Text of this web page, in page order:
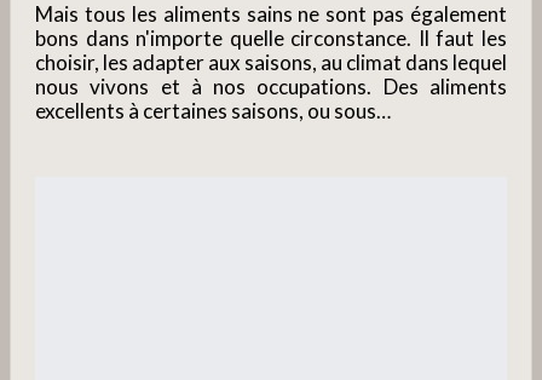
Mais tous les aliments sains ne sont pas également
bons dans n'importe quelle circonstance. Il faut les
choisir, les adapter aux saisons, au climat dans lequel
nous vivons et à nos occupations. Des aliments
excellents à certaines saisons, ou sous…